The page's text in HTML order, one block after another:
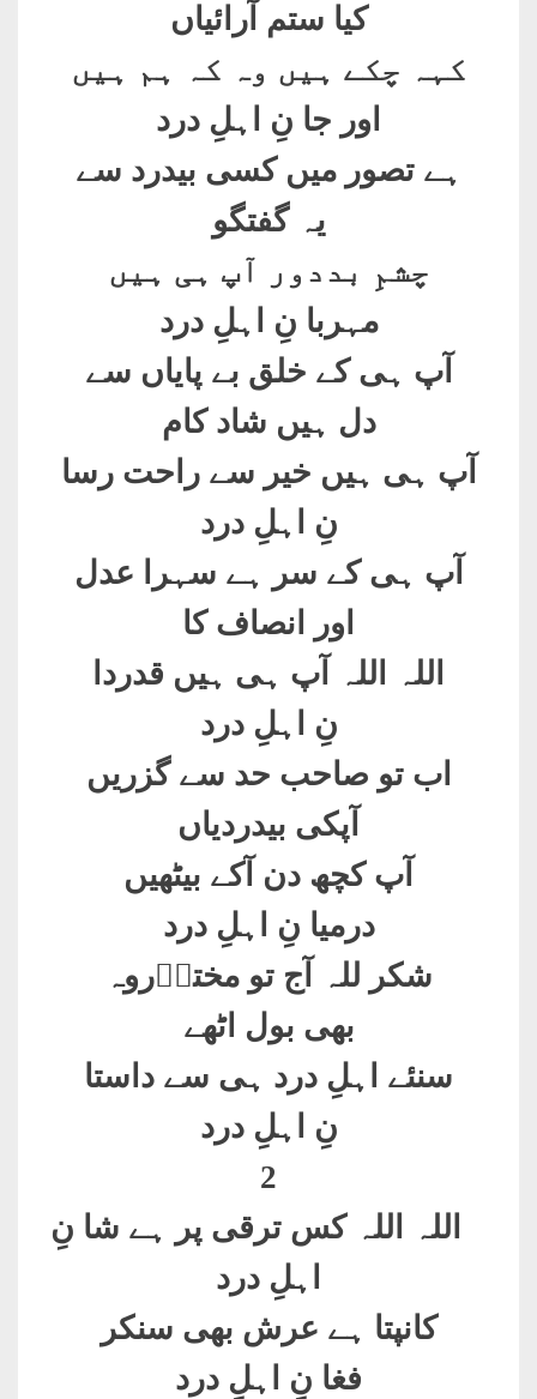
کیا ستم آرائیاں
کہہ چکے ہیں وہ کہ ہم ہیں
اور جا نِ اہلِ درد
ہے تصور میں کسی بیدرد سے
یہ گفتگو
چشمِ بددور آپ ہی ہیں
مہربا نِ اہلِ درد
آپ ہی کے خلق بے پایاں سے
دل ہیں شاد کام
آپ ہی ہیں خیر سے راحت رسا
نِ اہلِ درد
آپ ہی کے سر ہے سہرا عدل
اور انصاف کا
اللہ اللہ آپ ہی ہیں قدردا
نِ اہلِ درد
اب تو صاحب حد سے گزریں
آپکی بیدردیاں
آپ کچھ دن آکے بیٹھیں
درمیا نِ اہلِ درد
شکر للہ آج تو مختاؔروہ
بھی بول اٹھے
سنئے اہلِ درد ہی سے داستا
نِ اہلِ درد
2
اللہ اللہ کس ترقی پر ہے شا نِ
اہلِ درد
کانپتا ہے عرش بھی سنکر
فغا نِ اہلِ درد